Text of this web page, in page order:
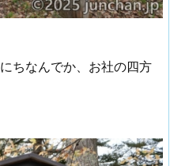
ちなんでか、お社の四方